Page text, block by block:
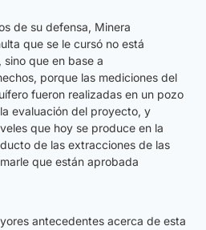
de su defensa, Minera
que se le cursó no está
que en base a
porque las mediciones del
fueron realizadas en un pozo
evaluación del proyecto, y
que hoy se produce en la
de las extracciones de las
que están aprobada
antecedentes acerca de esta